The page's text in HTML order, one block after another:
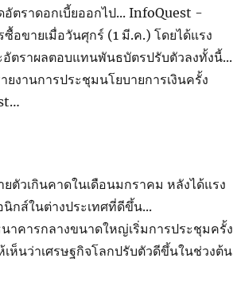
ตราดอกเบี้ยออกไป... InfoQuest -
ขายเมื่อวันศุกร์ (1 มี.ค.) โดยได้แรง
ตราผลตอบแทนพันธบัตรปรับตัวลงทั้งนี้...
งานการประชุมนโยบายการเงินครั้ง
วเกินคาดในเดือนมกราคม หลังได้แรง
กส์ในต่างประเทศที่ดีขึ้น...
คารกลางขนาดใหญ่เริ่มการประชุมครั้ง
ห็นว่าเศรษฐกิจโลกปรับตัวดีขึ้นในช่วงต้น